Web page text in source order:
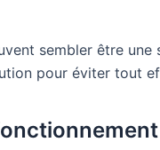
sembler être une
pour éviter tout